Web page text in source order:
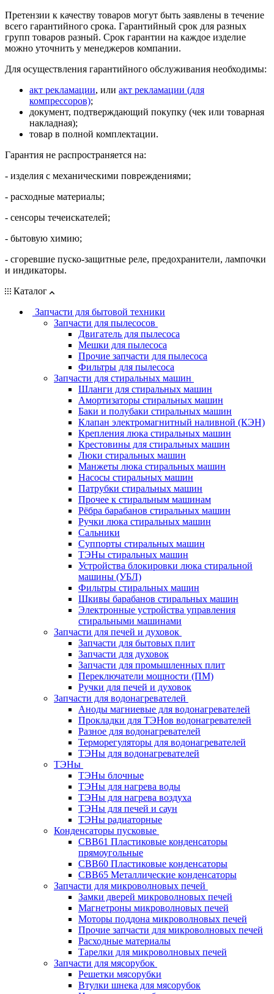
Претензии к качеству товаров могут быть заявлены в течение
всего гарантийного срока. Гарантийный срок для разных
групп товаров разный. Срок гарантии на каждое изделие
можно уточнить у менеджеров компании.
Для осуществления гарантийного обслуживания необходимы:
акт рекламации, или акт рекламации (для
компрессоров);
документ, подтверждающий покупку (чек или товарная
накладная);
товар в полной комплектации.
Гарантия не распространяется на:
- изделия с механическими повреждениями;
- расходные материалы;
- сенсоры течеискателей;
- бытовую химию;
- сгоревшие пуско-защитные реле, предохранители, лампочки
и индикаторы.
Каталог
Запчасти для бытовой техники
Запчасти для пылесосов
Двигатель для пылесоса
Мешки для пылесоса
Прочие запчасти для пылесоса
Фильтры для пылесоса
Запчасти для стиральных машин
Шланги для стиральных машин
Амортизаторы стиральных машин
Баки и полубаки стиральных машин
Клапан электромагнитный наливной (КЭН)
Крепления люка стиральных машин
Крестовины для стиральных машин
Люки стиральных машин
Манжеты люка стиральных машин
Насосы стиральных машин
Патрубки стиральных машин
Прочее к стиральным машинам
Рёбра барабанов стиральных машин
Ручки люка стиральных машин
Сальники
Суппорты стиральных машин
ТЭНы стиральных машин
Устройства блокировки люка стиральной
машины (УБЛ)
Фильтры стиральных машин
Шкивы барабанов стиральных машин
Электронные устройства управления
стиральными машинами
Запчасти для печей и духовок
Запчасти для бытовых плит
Запчасти для духовок
Запчасти для промышленных плит
Переключатели мощности (ПМ)
Ручки для печей и духовок
Запчасти для водонагревателей
Аноды магниевые для водонагревателей
Прокладки для ТЭНов водонагревателей
Разное для водонагревателей
Терморегуляторы для водонагревателей
ТЭНы для водонагревателей
ТЭНы
ТЭНы блочные
ТЭНы для нагрева воды
ТЭНы для нагрева воздуха
ТЭНы для печей и саун
ТЭНы радиаторные
Конденсаторы пусковые
CBB61 Пластиковые конденсаторы
прямоугольные
CBB60 Пластиковые конденсаторы
CBB65 Металлические конденсаторы
Запчасти для микроволновых печей
Замки дверей микроволновых печей
Магнетроны микроволновых печей
Моторы поддона микроволновых печей
Прочие запчасти для микроволновых печей
Расходные материалы
Тарелки для микроволновых печей
Запчасти для мясорубок
Решетки мясорубки
Втулки шнека для мясорубок